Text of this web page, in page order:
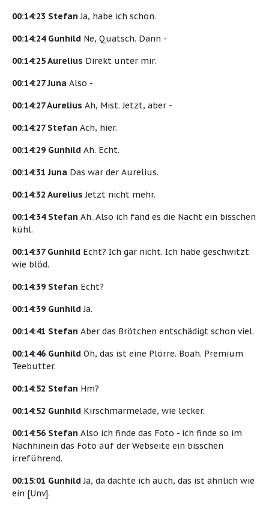
00:14:23 Stefan Ja, habe ich schon.
00:14:24 Gunhild Ne, Quatsch. Dann -
00:14:25 Aurelius Direkt unter mir.
00:14:27 Juna Also -
00:14:27 Aurelius Ah, Mist. Jetzt, aber -
00:14:27 Stefan Ach, hier.
00:14:29 Gunhild Ah. Echt.
00:14:31 Juna Das war der Aurelius.
00:14:32 Aurelius Jetzt nicht mehr.
00:14:34 Stefan Ah. Also ich fand es die Nacht ein bisschen
kühl.
00:14:37 Gunhild Echt? Ich gar nicht. Ich habe geschwitzt
wie blöd.
00:14:39 Stefan Echt?
00:14:39 Gunhild Ja.
00:14:41 Stefan Aber das Brötchen entschädigt schon viel.
00:14:46 Gunhild Oh, das ist eine Plörre. Boah. Premium
Teebutter.
00:14:52 Stefan Hm?
00:14:52 Gunhild Kirschmarmelade, wie lecker.
00:14:56 Stefan Also ich finde das Foto - ich finde so im
Nachhinein das Foto auf der Webseite ein bisschen
irreführend.
00:15:01 Gunhild Ja, da dachte ich auch, das ist ähnlich wie
ein [Unv].